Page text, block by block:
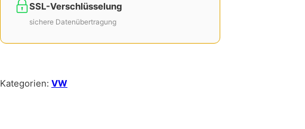
SSL-Verschlüsselung
sichere Datenübertragung
Kategorien: VW